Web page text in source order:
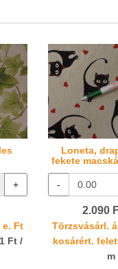
+
e. Ft
Ft /
Loneta,
fekete
-
2.090
Törzsvásárl.
kosárért.
m